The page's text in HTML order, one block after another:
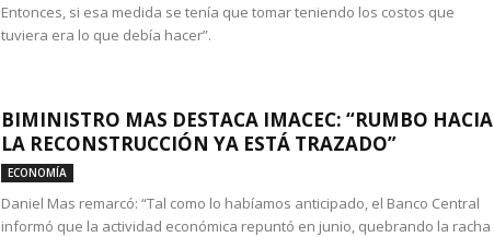
Entonces, si esa medida se tenía que tomar teniendo los costos que
tuviera era lo que debía hacer”.
BIMINISTRO MAS DESTACA IMACEC: “RUMBO HACIA
LA RECONSTRUCCIÓN YA ESTÁ TRAZADO”
ECONOMÍA
Daniel Mas remarcó: “Tal como lo habíamos anticipado, el Banco Central
informó que la actividad económica repuntó en junio, quebrando la racha